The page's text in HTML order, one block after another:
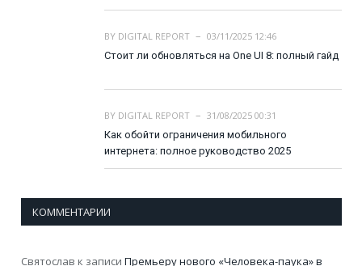
BY DIGITAL REPORT
03/11/2025 12:46
Стоит ли обновляться на One UI 8: полный гайд
BY DIGITAL REPORT
31/08/2025 00:31
Как обойти ограничения мобильного
интернета: полное руководство 2025
КОММЕНТАРИИ
Святослав к записи Премьеру нового «Человека-паука» в